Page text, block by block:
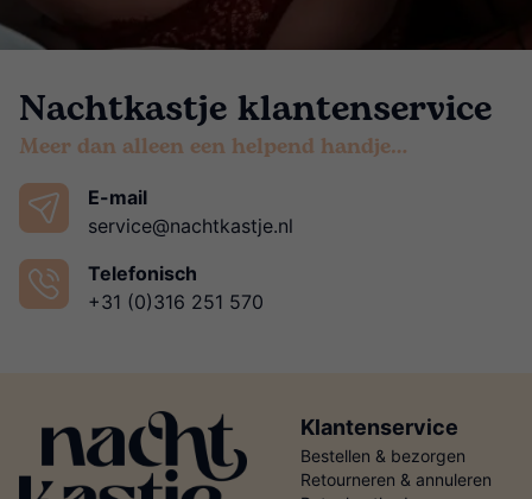
Nachtkastje klantenservice
Meer dan alleen een helpend handje…
E-mail
service@nachtkastje.nl
Telefonisch
+31 (0)316 251 570
Klantenservice
Bestellen & bezorgen
Retourneren & annuleren